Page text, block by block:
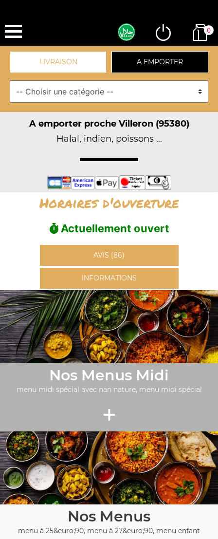
0
LIVRAISON A EMPORTER
A emporter proche Villeron (95380)
Halal, indien, poissons ...
Horaires d'ouverture
Actuellement ouvert
AVIS (86)
INFORMATIONS
Nos Menus Midi
menu midi spécial avec nan nature, menu midi spécial
+
Nos Menus
menu à 25&euro;90, menu à 27&euro;90, menu enfant